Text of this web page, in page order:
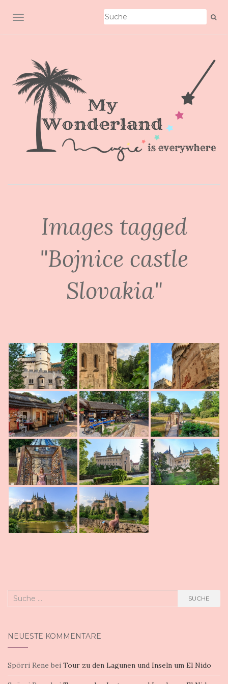
SCHALTE NAVIGATION
Images tagged
"Bojnice castle
Slovakia"
Suche
SUCHE
NEUESTE KOMMENTARE
Spörri Rene bei Tour zu den Lagunen und Inseln um El Nido